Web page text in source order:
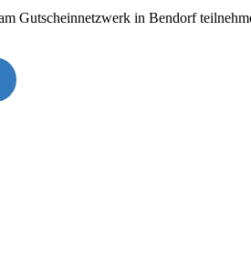
Gutscheinnetzwerk in Bendorf